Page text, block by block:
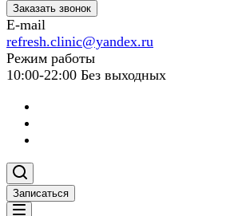
Заказать звонок
E-mail
refresh.clinic@yandex.ru
Режим работы
10:00-22:00 Без выходных
Записаться